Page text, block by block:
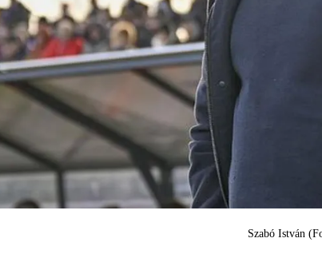
Szabó István